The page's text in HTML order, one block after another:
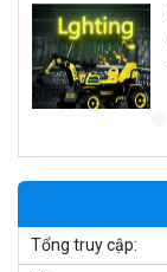
Tổng truy cập: